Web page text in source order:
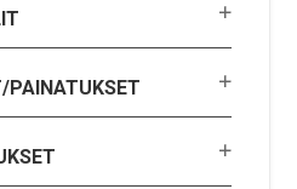
PAINATUKSET